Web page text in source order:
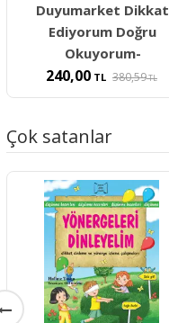
Duyumarket Dikkat
Ediyorum Doğru
Okuyorum-
240,00 TL 380,59TL
Çok satanlar